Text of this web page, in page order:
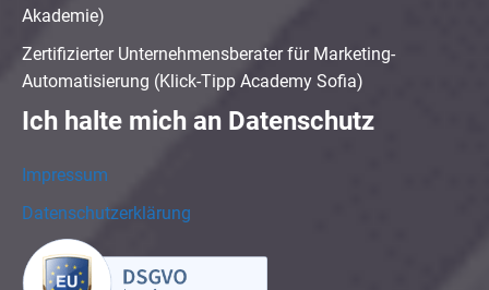
Akademie)
Zertifizierter Unternehmensberater für Marketing-
Automatisierung (Klick-Tipp Academy Sofia)
Ich halte mich an Datenschutz
Impressum
Datenschutzerklärung